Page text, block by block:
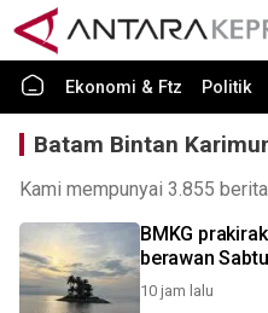
Ekonomi & Ftz Politik
Batam Bintan
Kami mempunyai 3.855
BMKG
berawan
10 jam lalu